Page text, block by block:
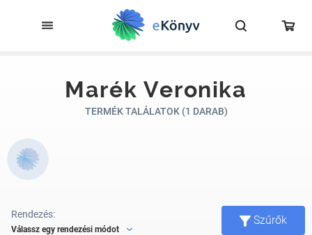
Marék Veronika
TERMÉK TALÁLATOK (1 DARAB)
Rendezés:
Válassz egy rendezési módot
Szűrők